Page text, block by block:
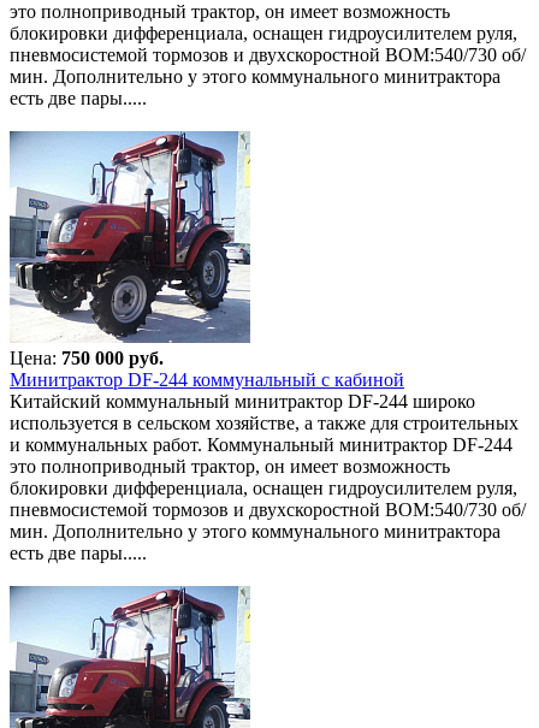
это полноприводный трактор, он имеет возможность
блокировки дифференциала, оснащен гидроусилителем руля,
пневмосистемой тормозов и двухскоростной ВОМ:540/730 об/
мин. Дополнительно у этого коммунального минитрактора
есть две пары.....
Цена: 750 000 руб.
Минитрактор DF-244 коммунальный с кабиной
Китайский коммунальный минитрактор DF-244 широко
используется в сельском хозяйстве, а также для строительных
и коммунальных работ. Коммунальный минитрактор DF-244
это полноприводный трактор, он имеет возможность
блокировки дифференциала, оснащен гидроусилителем руля,
пневмосистемой тормозов и двухскоростной ВОМ:540/730 об/
мин. Дополнительно у этого коммунального минитрактора
есть две пары.....